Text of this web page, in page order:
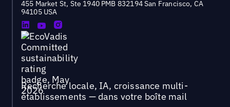
455 Market St, Ste 1940 PMB 832194 San Francisco, CA
94105 USA
Recherche locale, IA, croissance multi-
établissements — dans votre boîte mail